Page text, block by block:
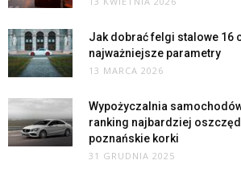
Jak dobrać felgi stalowe 16
najważniejsze parametry
13 MARCA 2026
Wypożyczalnia
ranking najbardziej
poznańskie korki
31 GRUDNIA 2025